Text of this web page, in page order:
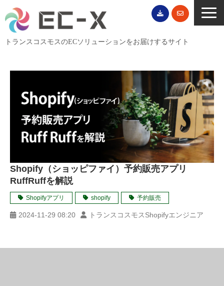
トランスコスモスのECソリューションをお届けするサイト
サービス一覧
EC導入事例
ECブログ
無料セミナー
EC資料ダウンロード
ご利用案内
会社概要
Shopify（ショッピファイ）予約販売アプリ
RuffRuffを解説
Shopifyアプリ shopify 予約販売
2024-11-29 08:20 トランスコスモスShopifyエンジニア